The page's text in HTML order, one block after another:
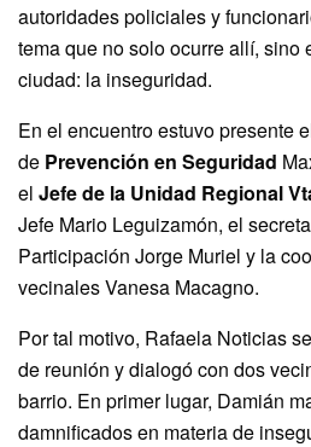
autoridades policiales y
tema que no solo ocurre allí, sino
ciudad: la inseguridad.
En el encuentro estuvo presente
de Prevención en Seguridad
el Jefe de la Unidad Regional
Jefe Mario Leguizamón, el
Participación Jorge Muriel y la
vecinales Vanesa Macagno.
Por tal motivo, Rafaela Noticias
de reunión y dialogó con dos
barrio. En primer lugar, Damián
damnificados en materia de